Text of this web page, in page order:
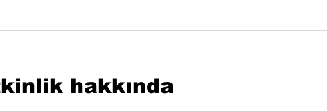
hakkında